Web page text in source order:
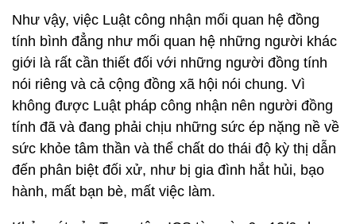
Như vậy, việc Luật công nhận mối quan hệ đồng
tính bình đẳng như mối quan hệ những người khác
giới là rất cần thiết đối với những người đồng tính
nói riêng và cả cộng đồng xã hội nói chung. Vì
không được Luật pháp công nhận nên người đồng
tính đã và đang phải chịu những sức ép nặng nề về
sức khỏe tâm thần và thể chất do thái độ kỳ thị dẫn
đến phân biệt đối xử, như bị gia đình hắt hủi, bạo
hành, mất bạn bè, mất việc làm.